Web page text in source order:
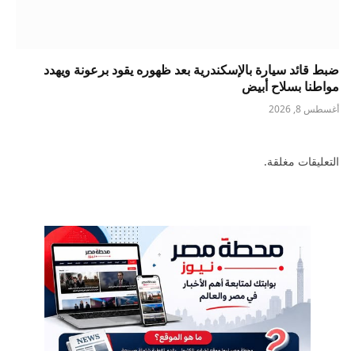
ضبط قائد سيارة بالإسكندرية بعد ظهوره يقود برعونة ويهدد
مواطنا بسلاح أبيض
أغسطس 8, 2026
التعليقات مغلقة.